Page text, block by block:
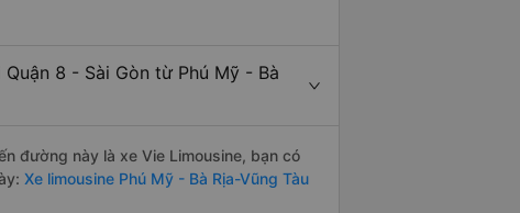
8 - Sài Gòn từ Phú Mỹ - Bà
đường này là xe Vie Limousine, bạn có
Xe limousine Phú Mỹ - Bà Rịa-Vũng Tàu